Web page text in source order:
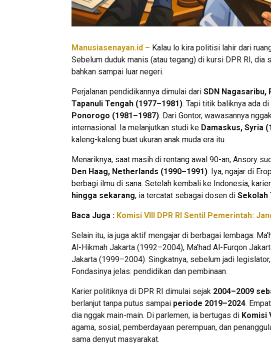
Manusiasenayan.id – Kalau lo kira politisi lahir dari
Sebelum duduk manis (atau tegang) di kursi DPR RI, dia
bahkan sampai luar negeri.
Perjalanan pendidikannya dimulai dari SDN Nagasaribu,
Tapanuli Tengah (1977–1981). Tapi titik baliknya ada di
Ponorogo (1981–1987). Dari Gontor, wawasannya
internasional. Ia melanjutkan studi ke Damaskus, Syria
kaleng-kaleng buat ukuran anak muda era itu.
Menariknya, saat masih di rentang awal 90-an, Ansory
Den Haag, Netherlands (1990–1991). Iya, ngajar di
berbagi ilmu di sana. Setelah kembali ke Indonesia,
hingga sekarang, ia tercatat sebagai dosen di Sekolah
Baca Juga : Komisi VIII DPR RI Sentil Pemerintah:
Selain itu, ia juga aktif mengajar di berbagai lembaga:
Al-Hikmah Jakarta (1992–2004), Ma’had Al-Furqon
Jakarta (1999–2004). Singkatnya, sebelum jadi
Fondasinya jelas: pendidikan dan pembinaan.
Karier politiknya di DPR RI dimulai sejak 2004–2009
berlanjut tanpa putus sampai periode 2019–2024.
dia nggak main-main. Di parlemen, ia bertugas di Komisi
agama, sosial, pemberdayaan perempuan, dan
sama denyut masyarakat.